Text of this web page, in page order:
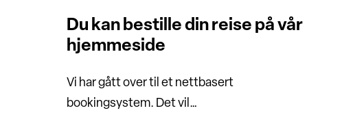
Du kan bestille din reise på vår
hjemmeside
Vi har gått over til et nettbasert
bookingsystem. Det vil…